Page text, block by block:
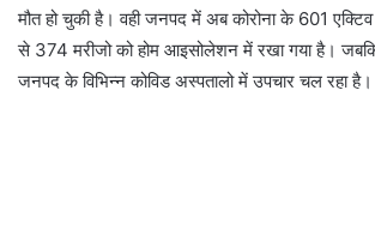
मौत हो चुकी है। वही जनपद में अब कोरोना के 601
से 374 मरीजो को होम आइसोलेशन में रखा गया है।
जनपद के विभिन्न कोविड अस्पतालो में उपचार चल रहा है।